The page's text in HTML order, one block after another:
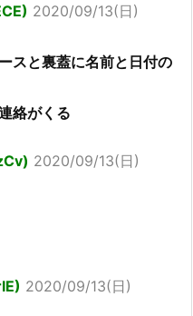
2020/09/13(日)
スと裏蓋に名前と日付の
絡がくる
2020/09/13(日)
2020/09/13(日)